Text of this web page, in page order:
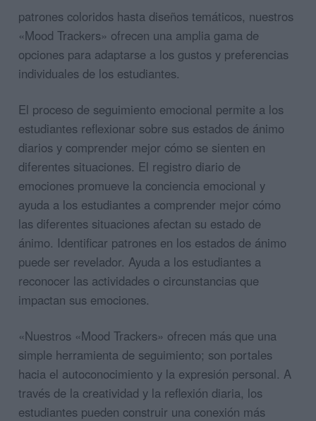
patrones coloridos hasta diseños temáticos, nuestros
«Mood Trackers» ofrecen una amplia gama de
opciones para adaptarse a los gustos y preferencias
individuales de los estudiantes.
El proceso de seguimiento emocional permite a los
estudiantes reflexionar sobre sus estados de ánimo
diarios y comprender mejor cómo se sienten en
diferentes situaciones. El registro diario de
emociones promueve la conciencia emocional y
ayuda a los estudiantes a comprender mejor cómo
las diferentes situaciones afectan su estado de
ánimo. Identificar patrones en los estados de ánimo
puede ser revelador. Ayuda a los estudiantes a
reconocer las actividades o circunstancias que
impactan sus emociones.
«Nuestros «Mood Trackers» ofrecen más que una
simple herramienta de seguimiento; son portales
hacia el autoconocimiento y la expresión personal. A
través de la creatividad y la reflexión diaria, los
estudiantes pueden construir una conexión más